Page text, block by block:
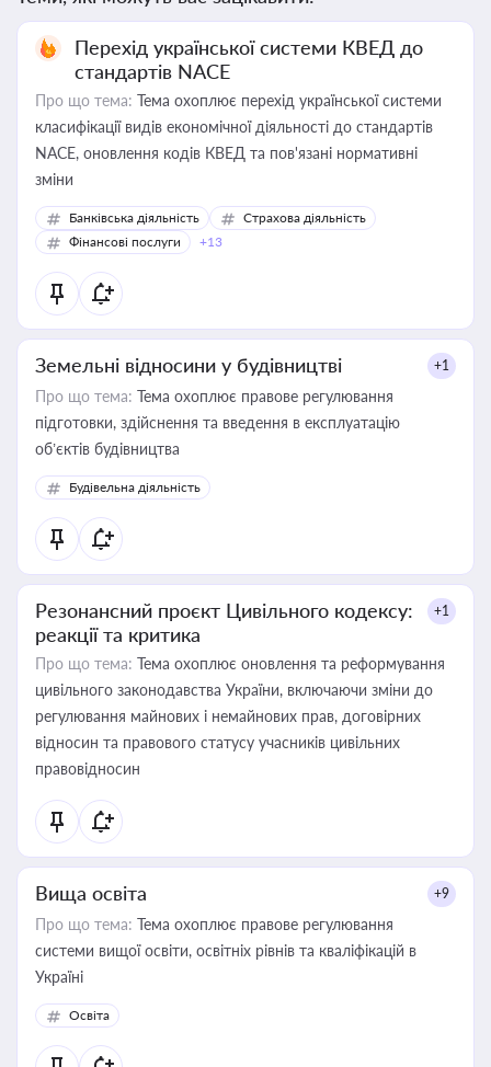
Перехід української системи КВЕД до
стандартів NACE
Про що тема: Тема охоплює перехід української системи
класифікації видів економічної діяльності до стандартів
NACE, оновлення кодів КВЕД та пов'язані нормативні
зміни
Банківська діяльність
Страхова діяльність
Фінансові послуги
+13
Земельні відносини у будівництві +1
Про що тема: Тема охоплює правове регулювання
підготовки, здійснення та введення в експлуатацію
об’єктів будівництва
Будівельна діяльність
Резонансний проєкт Цивільного кодексу:
реакції та критика
+1
Про що тема: Тема охоплює оновлення та реформування
цивільного законодавства України, включаючи зміни до
регулювання майнових і немайнових прав, договірних
відносин та правового статусу учасників цивільних
правовідносин
Вища освіта +9
Про що тема: Тема охоплює правове регулювання
системи вищої освіти, освітніх рівнів та кваліфікацій в
Україні
Освіта